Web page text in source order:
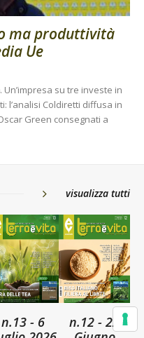
ma produttività
Ue
Un’impresa su tre investe in
l’analisi Coldiretti diffusa in
Green consegnati a
visualizza tutti
n.13 - 6
n.12 - 22